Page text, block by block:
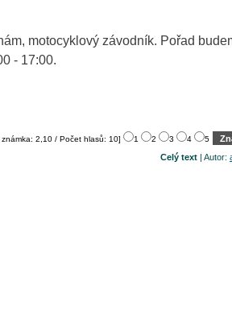
motocyklový závodník. Pořad
- 17:00.
známka: 2,10 / Počet hlasů: 10] 1 2 3 4 5
Celý text | Autor: